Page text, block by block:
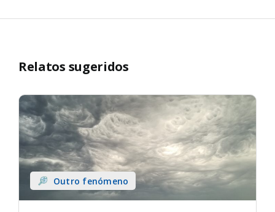
Relatos sugeridos
Outro fenómeno